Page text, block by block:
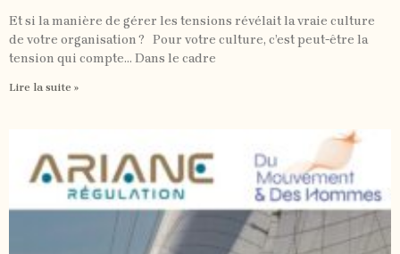
Et si la manière de gérer les tensions révélait la vraie culture
de votre organisation ? Pour votre culture, c’est peut-être la
tension qui compte… Dans le cadre
Lire la suite »